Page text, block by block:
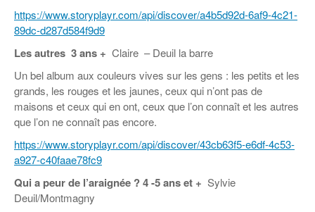
https://www.storyplayr.com/api/discover/a4b5d92d-6af9-4c21-
89dc-d287d584f9d9
Les autres 3ans + Claire – Deuil la barre
Un bel album aux couleurs vives sur les gens : les petits et les
grands, les rouges et les jaunes, ceux qui n’ont pas de
maisons et ceux qui en ont, ceux que l’on connaît et les autres
que l’on ne connaît pas encore.
https://www.storyplayr.com/api/discover/43cb63f5-e6df-4c53-
a927-c40faae78fc9
Qui a peur de l’araignée ?4 -5 ans et + Sylvie
Deuil/Montmagny